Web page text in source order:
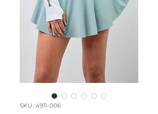
SKU: 4911-006